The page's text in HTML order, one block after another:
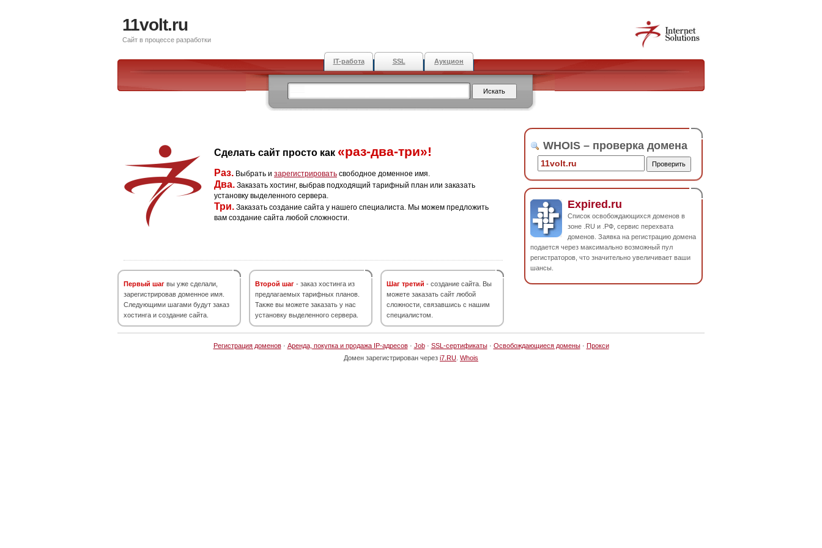
11volt.ru
Сайт в процессе разработки
IT-работа SSL Аукцион
Сделать сайт просто как «раз-два-три»!
Раз. Выбрать и зарегистрировать свободное доменное имя.
Два. Заказать хостинг, выбрав подходящий тарифный план или заказать
установку выделенного сервера.
Три. Заказать создание сайта у нашего специалиста. Мы можем предложить
вам создание сайта любой сложности.
Первый шаг вы уже сделали,
зарегистрировав доменное имя.
Следующими шагами будут заказ
хостинга и создание сайта.
Второй шаг - заказ хостинга из
предлагаемых тарифных планов.
Также вы можете заказать у нас
установку выделенного сервера.
Шаг третий - создание сайта. Вы
можете заказать сайт любой
сложности, связавшись с нашим
специалистом.
WHOIS – проверка домена
Expired.ru
Список освобождающихся доменов в
зоне .RU и .РФ, сервис перехвата
доменов. Заявка на регистрацию домена
подается через максимально возможный пул
регистраторов, что значительно увеличивает ваши
шансы.
Регистрация доменов· Аренда, покупка и продажа IP-адресов· Job· SSL-сертификаты· Освобождающиеся домены· Прокси
Домен зарегистрирован через i7.RU Whois